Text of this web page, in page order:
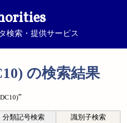
検索・提供サービス
の検索結果
”
分類記号検索 識別子検索